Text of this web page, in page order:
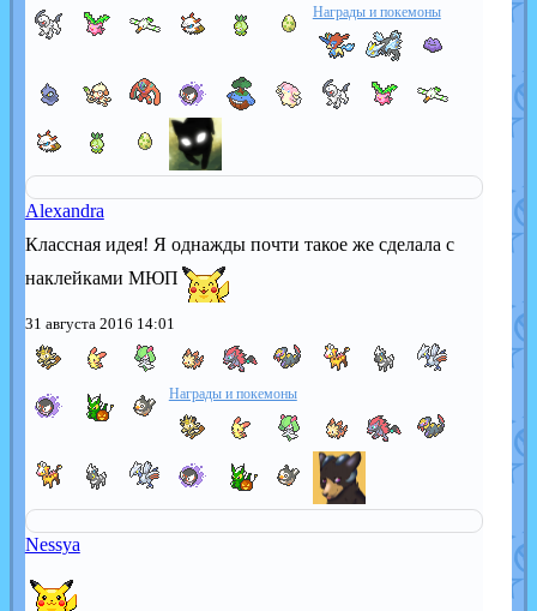
Награды и покемоны
Alexandra
Классная идея! Я однажды почти такое же сделала с
наклейками МЮП
31 августа 2016 14:01
Награды и покемоны
Nessya